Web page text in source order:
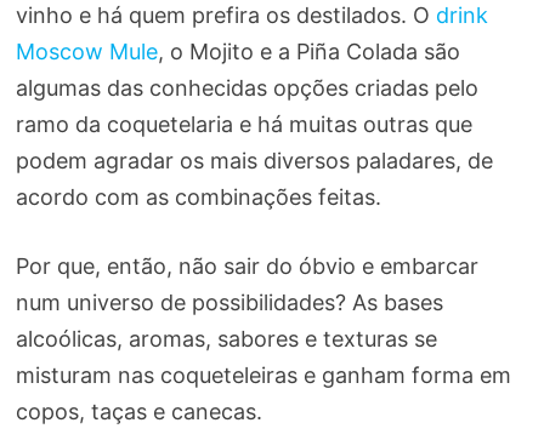
vinho e há quem prefira os destilados. O drink
Moscow Mule, o Mojito e a Piña Colada são
algumas das conhecidas opções criadas pelo
ramo da coquetelaria e há muitas outras que
podem agradar os mais diversos paladares, de
acordo com as combinações feitas.
Por que, então, não sair do óbvio e embarcar
num universo de possibilidades? As bases
alcoólicas, aromas, sabores e texturas se
misturam nas coqueteleiras e ganham forma em
copos, taças e canecas.